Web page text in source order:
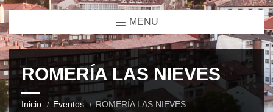
MENU
ROMERÍA LAS NIEVES
Inicio Eventos ROMERÍA LAS NIEVES